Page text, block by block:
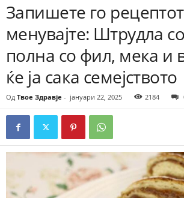
Запишете го
менувајте: Штрудла
полна со фил, мека и
ќе ја сака семејството
Од Твое Здравје - јануари 22, 2025 2184